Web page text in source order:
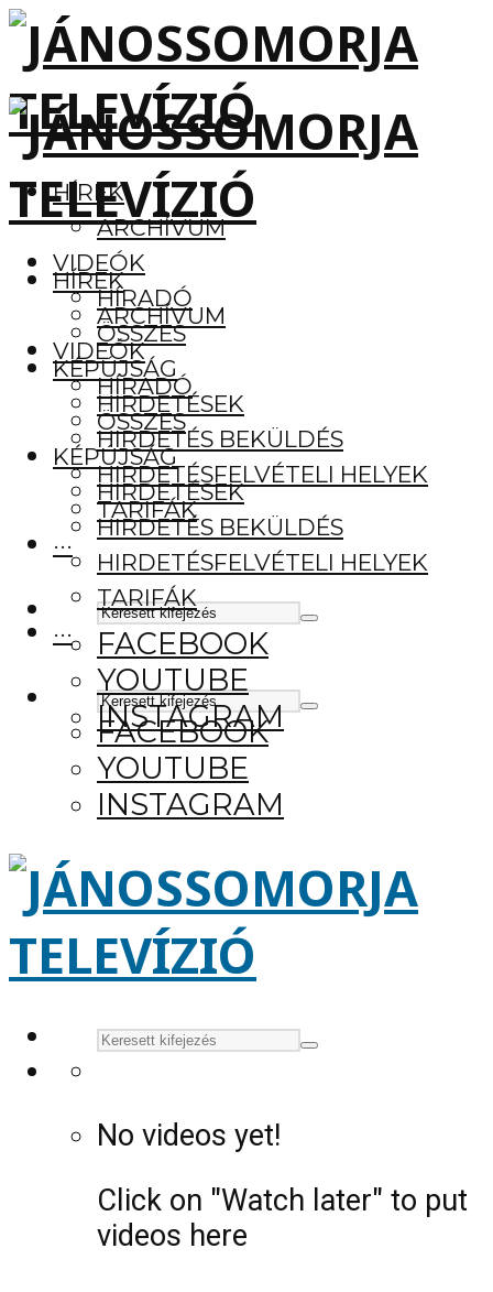
HÍREK
ARCHÍVUM
VIDEÓK
HÍRADÓ
ÖSSZES
KÉPÚJSÁG
HIRDETÉSEK
HIRDETÉS BEKÜLDÉS
HIRDETÉSFELVÉTELI HELYEK
TARIFÁK
···
FACEBOOK
YOUTUBE
INSTAGRAM
HÍREK
ARCHÍVUM
VIDEÓK
HÍRADÓ
ÖSSZES
KÉPÚJSÁG
HIRDETÉSEK
HIRDETÉS BEKÜLDÉS
HIRDETÉSFELVÉTELI HELYEK
TARIFÁK
···
FACEBOOK
YOUTUBE
INSTAGRAM
No videos yet!
Click on "Watch later" to put
videos here